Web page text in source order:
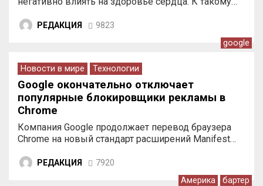
РЕДАКЦИЯ 9823
google
Новости в мире Технологии
Google окончательно отключает
популярные блокировщики рекламы в
Chrome
Компания Google продолжает перевод браузера
Chrome на новый стандарт расширений Manifest…
РЕДАКЦИЯ 7920
Америка бартер